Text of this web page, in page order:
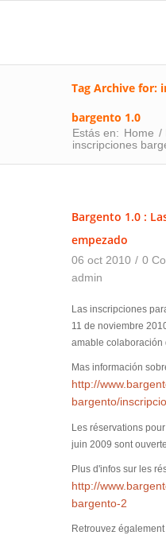
Tag Archive for:
bargento 1.0
Estás en: Home /
inscripciones
Bargento 1.0 :
empezado
06 oct 2010 / 0
admin
Las inscripciones
11 de noviembre
amable colaboración
Mas información
http://
bargento/
Les réservations
juin 2009 sont
Plus d'infos sur les
http://
bargento-2
Retrouvez